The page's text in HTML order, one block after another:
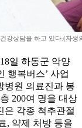
강상담을 하고 있다.(자생
일 하동군 악양
행복버스’ 사업
병원 의료진과 봉
200여 명을 대상
은 각종 척추관절
, 약제 처방 등을